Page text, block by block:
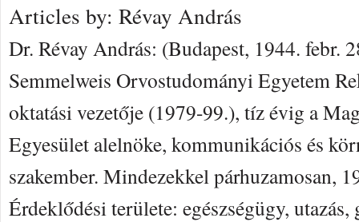
Articles by: Révay András
Dr. Révay András: (Budapest, 1944. febr.
Semmelweis Orvostudományi Egyetem
oktatási vezetője (1979-99.), tíz évig a
Egyesület alelnöke, kommunikációs és
szakember. Mindezekkel párhuzamosan,
Érdeklődési területe: egészségügy, utazás,